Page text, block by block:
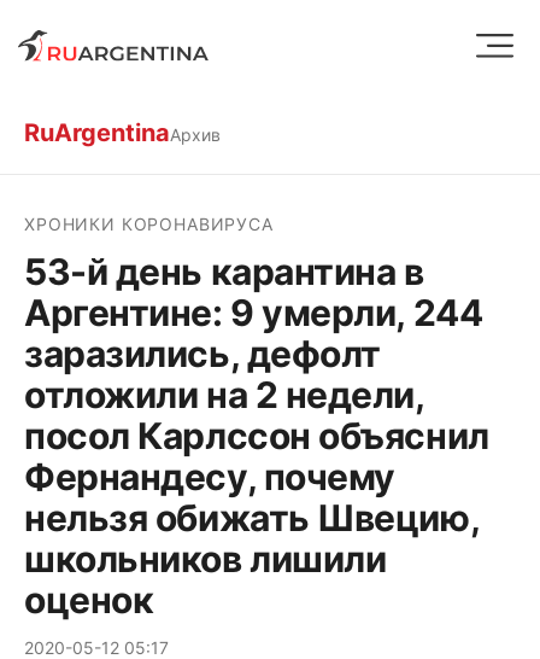
RuArgentinaАрхив
ХРОНИКИ КОРОНАВИРУСА
53-й день карантина в
Аргентине: 9 умерли, 244
заразились, дефолт
отложили на 2 недели,
посол Карлссон объяснил
Фернандесу, почему
нельзя обижать Швецию,
школьников лишили
оценок
2020-05-12 05:17